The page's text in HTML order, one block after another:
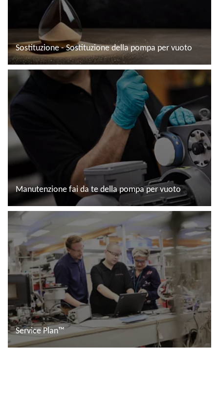
Sostituzione - Sostituzione della pompa per vuoto
Leggi di più
Manutenzione fai da te della pompa per vuoto
Leggi di più
Service Plan™